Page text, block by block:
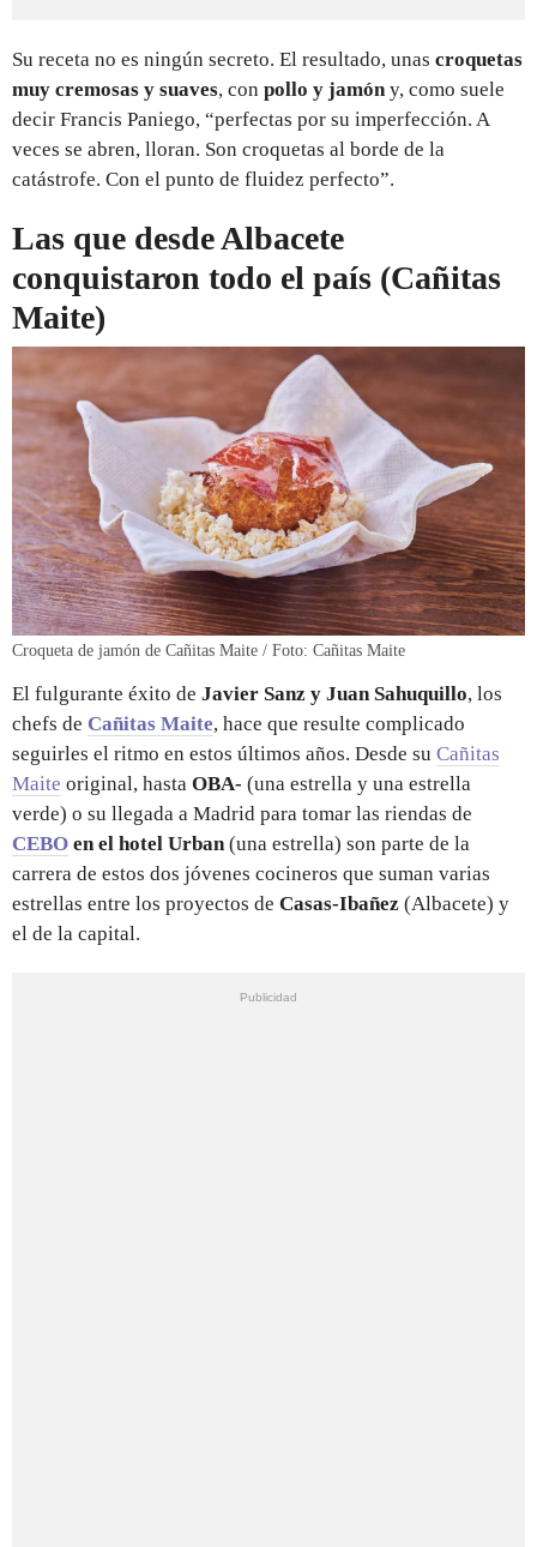
Su receta no es ningún secreto. El resultado, unas croquetas
muy cremosas y suaves, con pollo y jamóny, como suele
decir Francis Paniego, “perfectas por su imperfección. A
veces se abren, lloran. Son croquetas al borde de la
catástrofe. Con el punto de fluidez perfecto”.
Las que desde Albacete
conquistaron todo el país (Cañitas
Maite)
Croqueta de jamón de Cañitas Maite / Foto: Cañitas Maite
El fulgurante éxito de Javier Sanz y Juan Sahuquillo, los
chefs de Cañitas Maite, hace que resulte complicado
seguirles el ritmo en estos últimos años. Desde su Cañitas
Maite original, hasta OBA- (una estrella y una estrella
verde) o su llegada a Madrid para tomar las riendas de
CEBO en el hotel Urban(una estrella) son parte de la
carrera de estos dos jóvenes cocineros que suman varias
estrellas entre los proyectos de Casas-Ibañez (Albacete) y
el de la capital.